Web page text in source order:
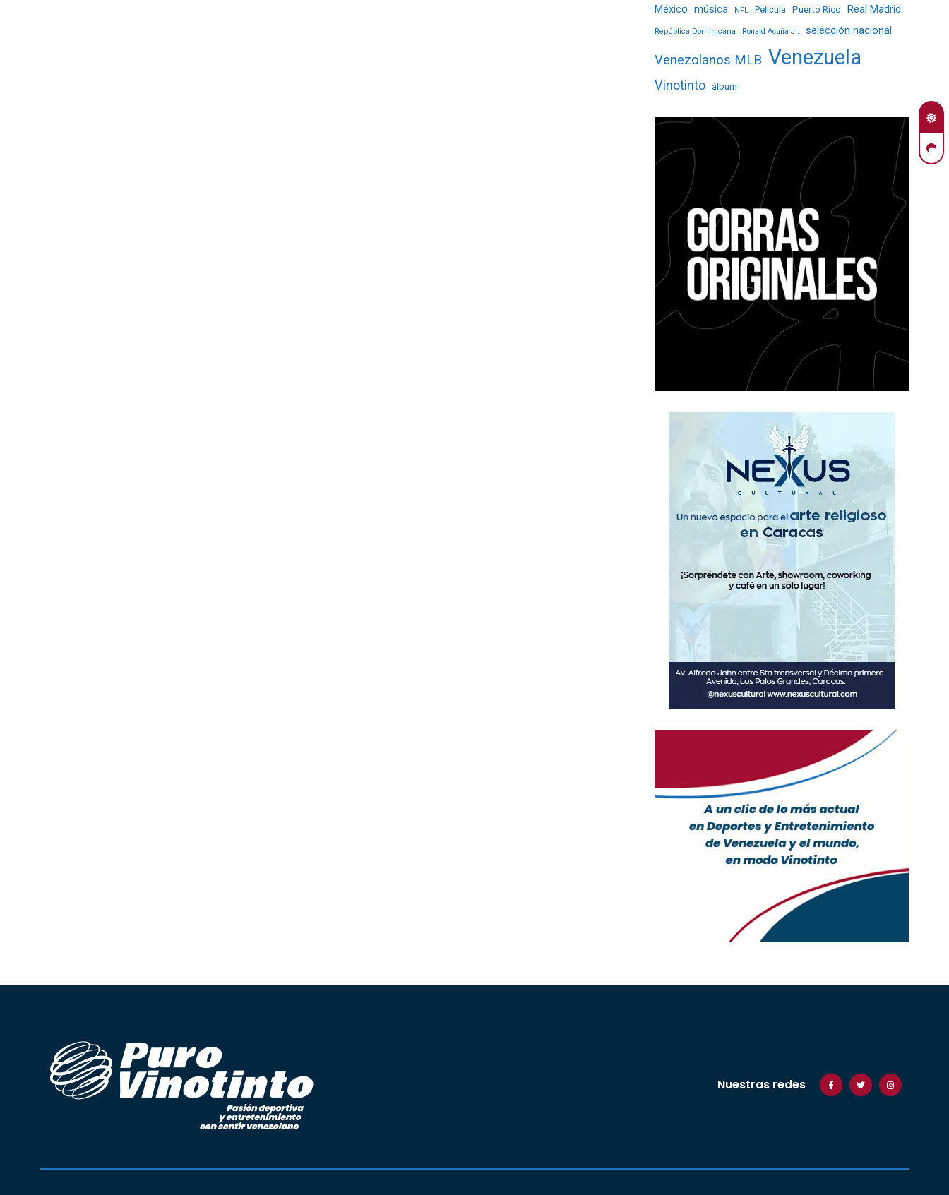
México música NFL Película Puerto Rico Real Madrid
República Dominicana Ronald Acuña Jr. selección nacional
Venezolanos MLB Venezuela
Vinotinto álbum
Nuestras redes